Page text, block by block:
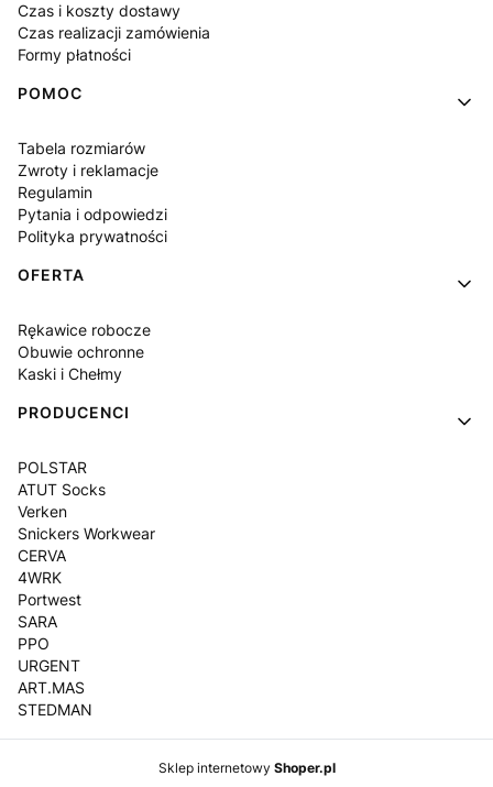
Czas i koszty dostawy
Czas realizacji zamówienia
Formy płatności
POMOC
Tabela rozmiarów
Zwroty i reklamacje
Regulamin
Pytania i odpowiedzi
Polityka prywatności
OFERTA
Rękawice robocze
Obuwie ochronne
Kaski i Chełmy
PRODUCENCI
POLSTAR
ATUT Socks
Verken
Snickers Workwear
CERVA
4WRK
Portwest
SARA
PPO
URGENT
ART.MAS
STEDMAN
Sklep internetowy Shoper.pl